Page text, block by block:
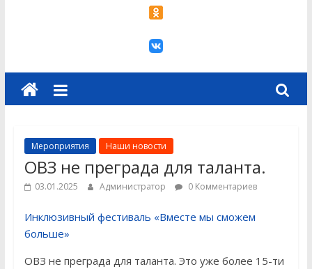
Мероприятия Наши новости
ОВЗ не преграда для таланта.
03.01.2025 Администратор 0 Комментариев
Инклюзивный фестиваль «Вместе мы сможем
больше»
ОВЗ не преграда для таланта. Это уже более 15-ти